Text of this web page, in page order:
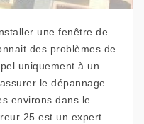
une fenêtre de
des problèmes de
uniquement à un
le dépannage.
environs dans le
25 est un expert